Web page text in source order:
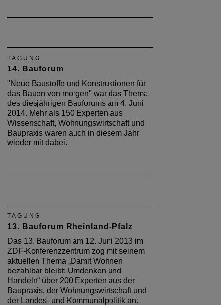
TAGUNG
14. Bauforum
"Neue Baustoffe und Konstruktionen für
das Bauen von morgen" war das Thema
des diesjährigen Bauforums am 4. Juni
2014. Mehr als 150 Experten aus
Wissenschaft, Wohnungswirtschaft und
Baupraxis waren auch in diesem Jahr
wieder mit dabei.
TAGUNG
13. Bauforum Rheinland-Pfalz
Das 13. Bauforum am 12. Juni 2013 im
ZDF-Konferenzzentrum zog mit seinem
aktuellen Thema „Damit Wohnen
bezahlbar bleibt: Umdenken und
Handeln“ über 200 Experten aus der
Baupraxis, der Wohnungswirtschaft und
der Landes- und Kommunalpolitik an.